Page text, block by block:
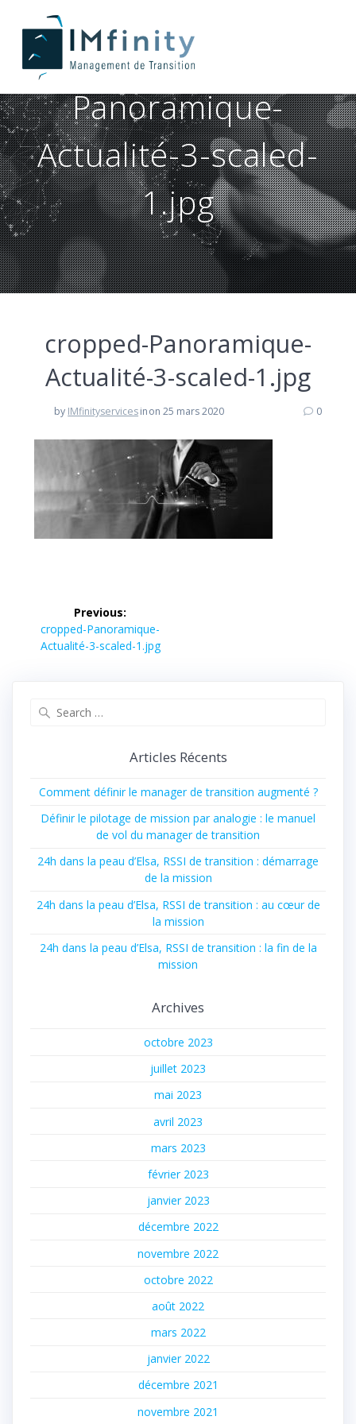
cropped-
Panoramique-
Actualité-3-scaled-
1.jpg
cropped-Panoramique-
Actualité-3-scaled-1.jpg
by IMfinityservicesinon 25 mars 2020 0
Previous:
cropped-Panoramique-
Actualité-3-scaled-1.jpg
Articles Récents
Comment définir le manager de transition augmenté ?
Définir le pilotage de mission par analogie : le manuel
de vol du manager de transition
24h dans la peau d’Elsa, RSSI de transition : démarrage
de la mission
24h dans la peau d’Elsa, RSSI de transition : au cœur de
la mission
24h dans la peau d’Elsa, RSSI de transition : la fin de la
mission
Archives
octobre 2023
juillet 2023
mai 2023
avril 2023
mars 2023
février 2023
janvier 2023
décembre 2022
novembre 2022
octobre 2022
août 2022
mars 2022
janvier 2022
décembre 2021
novembre 2021